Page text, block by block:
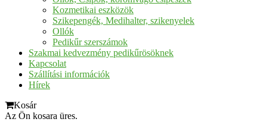
Kozmetikai eszközök
Szikepengék, Medihalter, szikenyelek
Ollók
Pedikűr szerszámok
Szakmai kedvezmény pedikűrösöknek
Kapcsolat
Szállítási információk
Hírek
Kosár
Az Ön kosara üres.